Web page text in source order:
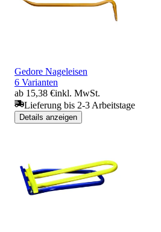
Gedore Nageleisen
6 Varianten
ab 15,38 €inkl. MwSt.
Lieferung bis 2-3 Arbeitstage
Details anzeigen